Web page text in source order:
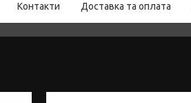
Контакти Доставка та оплата